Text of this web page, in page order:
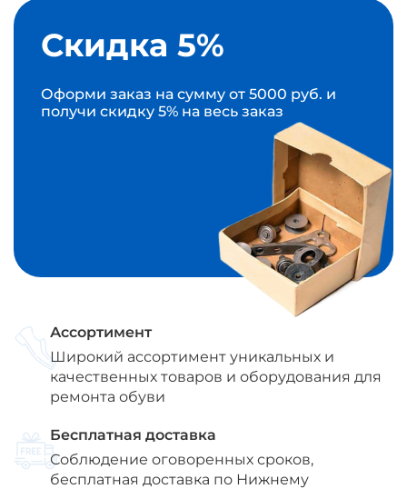
Скидка 5%
Оформи заказ на сумму от 5000 руб. и
получи скидку 5% на весь заказ
Ассортимент
Широкий ассортимент уникальных и
качественных товаров и оборудования для
ремонта обуви
Бесплатная доставка
Соблюдение оговоренных сроков,
бесплатная доставка по Нижнему